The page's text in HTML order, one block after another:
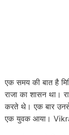
एक समय की बात है
राजा का शासन था।
करते थे। एक बार
एक युवक आया।